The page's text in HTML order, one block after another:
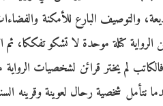
والتوصيف البارع للأمكنة
كتلة موحدة لا تشكو تفككا، ثم
لم يختر قرائن لشخصيات الرواية
نتأمل شخصية رحال لعوينة وقرينه